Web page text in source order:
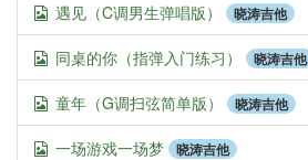
遇见（C调男生弹唱版） 晓涛吉他
同桌的你（指弹入门练习） 晓涛吉他
童年（G调扫弦简单版） 晓涛吉他
一场游戏一场梦 晓涛吉他